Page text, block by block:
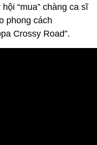
“mua” chàng ca sĩ
phong cách
Crossy Road”.